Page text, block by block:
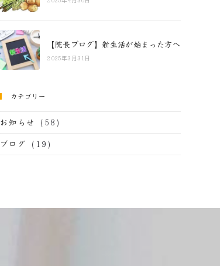
【院長ブログ】新生活が始まった方へ
2025年3月31日
カテゴリー
お知らせ (58)
ブログ (19)